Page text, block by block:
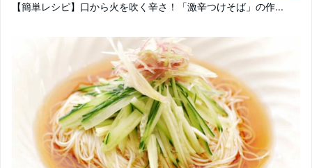
【簡単レシピ】口から火を吹く辛さ！「激辛つけそば」の作...